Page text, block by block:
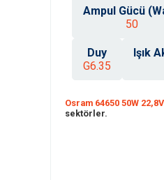
Ampul Gücü
50
Duy
G6.35
Işık
Osram 64650 50W
sektörler.